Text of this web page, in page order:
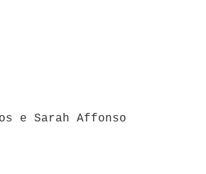
e Sarah Affonso